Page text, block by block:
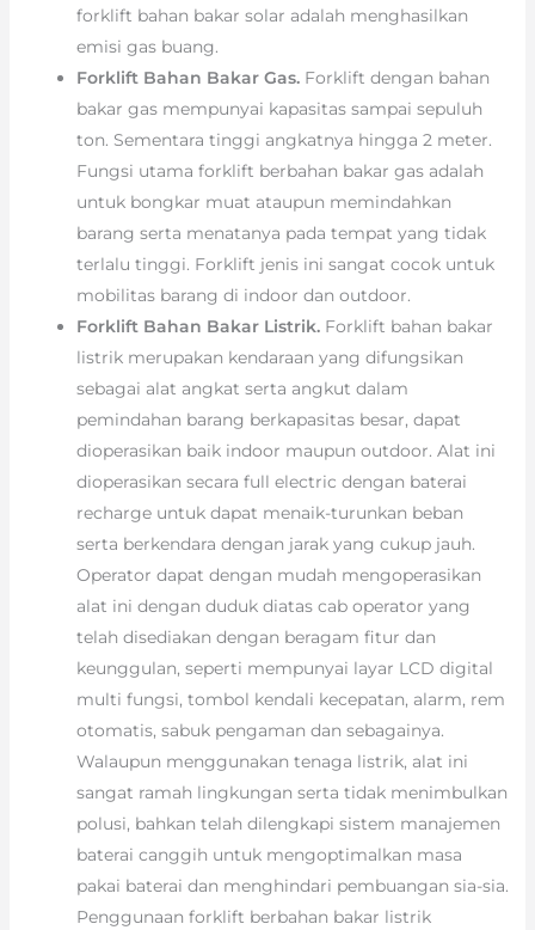
forklift bahan bakar solar adalah menghasilkan
emisi gas buang.
Forklift Bahan Bakar Gas. Forklift dengan bahan
bakar gas mempunyai kapasitas sampai sepuluh
ton. Sementara tinggi angkatnya hingga 2 meter.
Fungsi utama forklift berbahan bakar gas adalah
untuk bongkar muat ataupun memindahkan
barang serta menatanya pada tempat yang tidak
terlalu tinggi. Forklift jenis ini sangat cocok untuk
mobilitas barang di indoor dan outdoor.
Forklift Bahan Bakar Listrik. Forklift bahan bakar
listrik merupakan kendaraan yang difungsikan
sebagai alat angkat serta angkut dalam
pemindahan barang berkapasitas besar, dapat
dioperasikan baik indoor maupun outdoor. Alat ini
dioperasikan secara full electric dengan baterai
recharge untuk dapat menaik-turunkan beban
serta berkendara dengan jarak yang cukup jauh.
Operator dapat dengan mudah mengoperasikan
alat ini dengan duduk diatas cab operator yang
telah disediakan dengan beragam fitur dan
keunggulan, seperti mempunyai layar LCD digital
multi fungsi, tombol kendali kecepatan, alarm, rem
otomatis, sabuk pengaman dan sebagainya.
Walaupun menggunakan tenaga listrik, alat ini
sangat ramah lingkungan serta tidak menimbulkan
polusi, bahkan telah dilengkapi sistem manajemen
baterai canggih untuk mengoptimalkan masa
pakai baterai dan menghindari pembuangan sia-sia.
Penggunaan forklift berbahan bakar listrik